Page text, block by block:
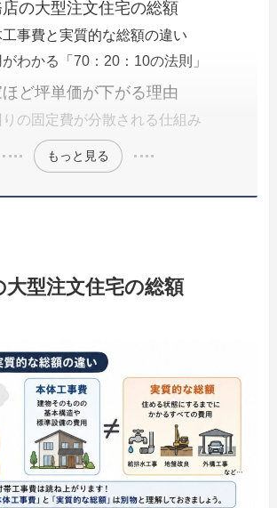
の大型注文住宅の総額
事費と実質的な総額の違い
わかる「70：20：10の法則」
ど坪単価が下がる理由
りの固定費が分散される仕組み
もっと見る
大型注文住宅の総額